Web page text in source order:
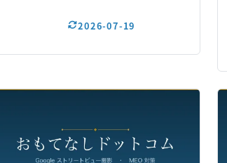
2026-07-19